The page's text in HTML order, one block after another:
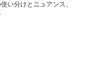
い分けとニュアンス、